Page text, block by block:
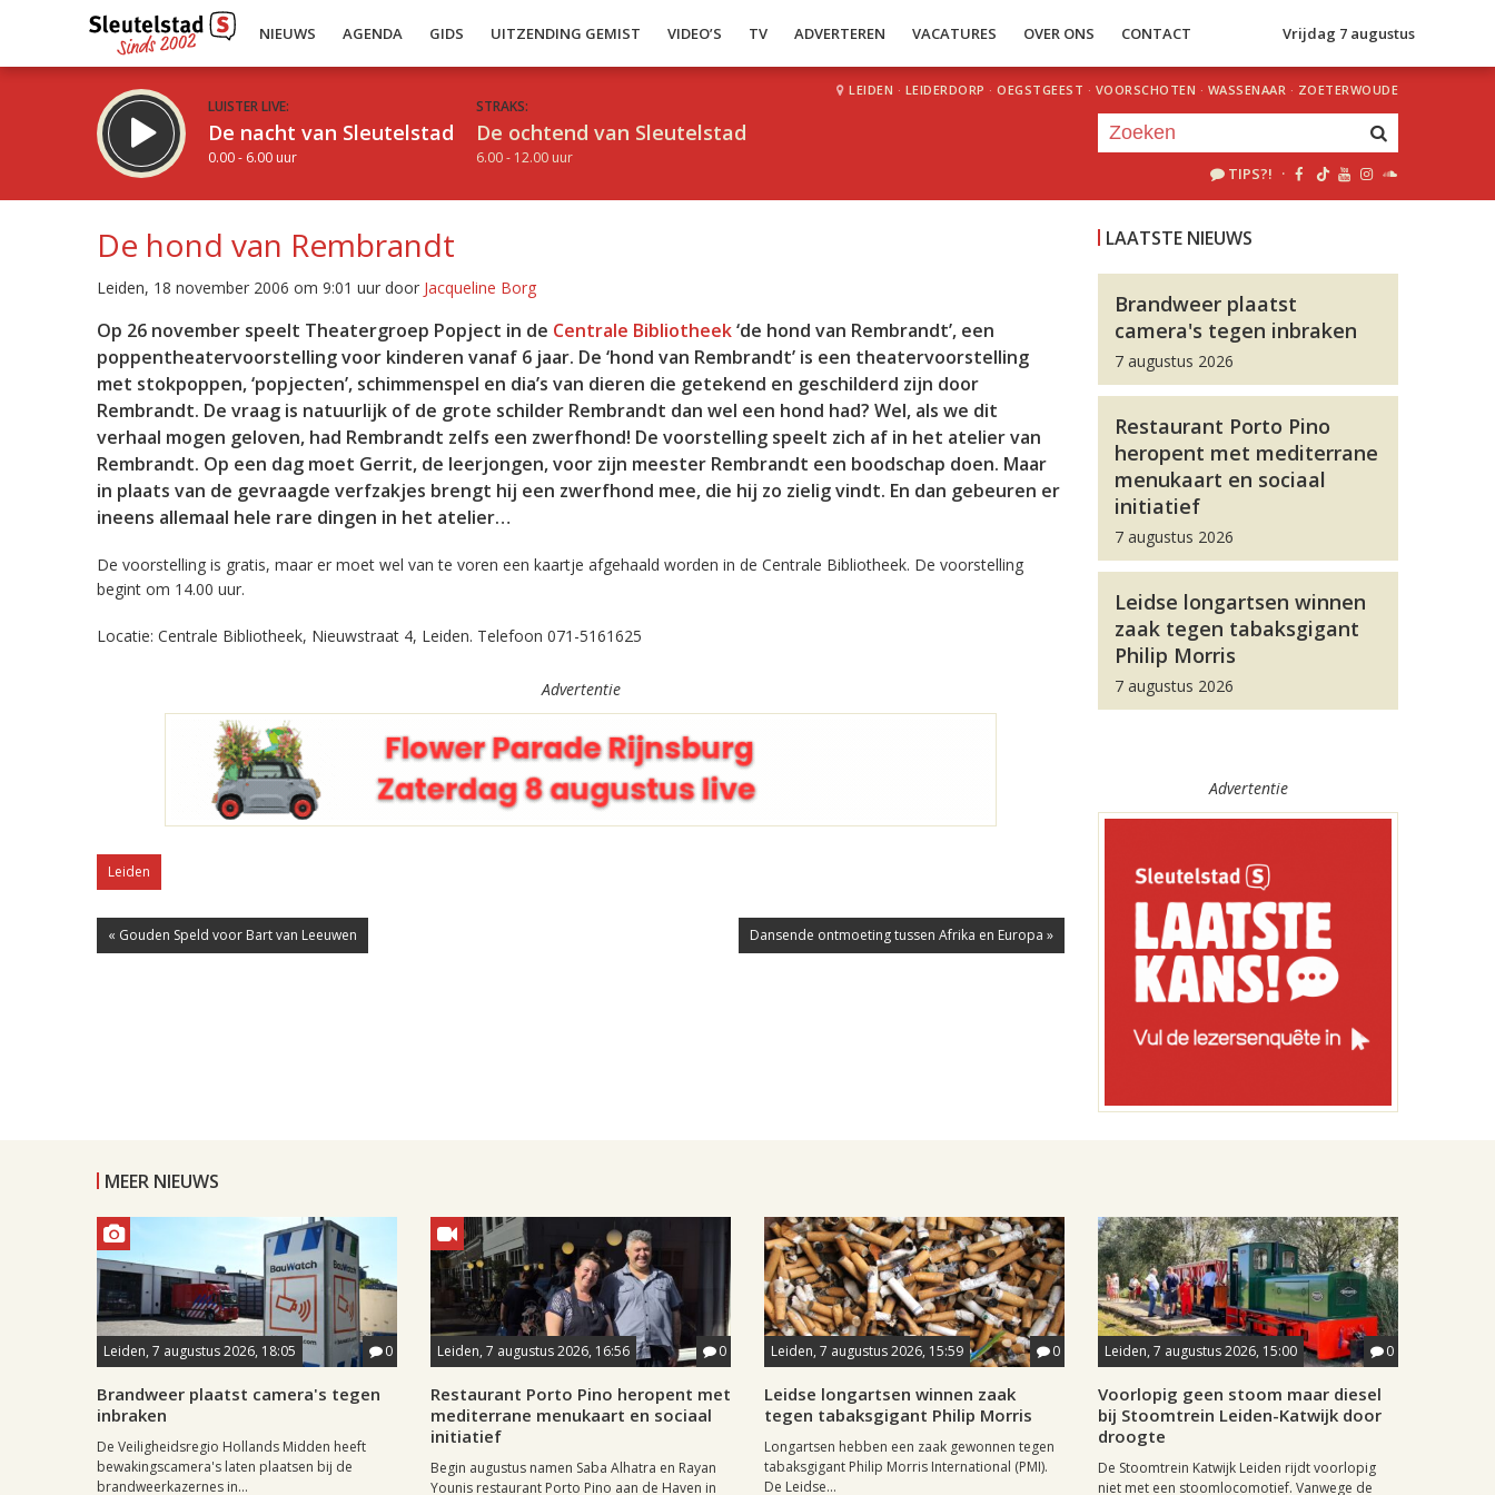
NIEUWS AGENDA GIDS UITZENDING GEMIST VIDEO’S TV ADVERTEREN VACATURES OVER ONS CONTACT Vrijdag 7 augustus
LUISTER LIVE:
De nacht van Sleutelstad
0.00 - 6.00 uur
STRAKS:
De ochtend van Sleutelstad
6.00 - 12.00 uur
LEIDEN · LEIDERDORP · OEGSTGEEST · VOORSCHOTEN · WASSENAAR · ZOETERWOUDE
TIPS?! ·
Inklappen
De hond van Rembrandt
Leiden, 18 november 2006 om 9:01 uur door Jacqueline Borg
Op 26 november speelt Theatergroep Popject in de Centrale Bibliotheek‘de hond van Rembrandt’, een
poppentheatervoorstelling voor kinderen vanaf 6 jaar. De ‘hond van Rembrandt’ is een theatervoorstelling
met stokpoppen, ‘popjecten’, schimmenspel en dia’s van dieren die getekend en geschilderd zijn door
Rembrandt. De vraag is natuurlijk of de grote schilder Rembrandt dan wel een hond had? Wel, als we dit
verhaal mogen geloven, had Rembrandt zelfs een zwerfhond! De voorstelling speelt zich af in het atelier van
Rembrandt. Op een dag moet Gerrit, de leerjongen, voor zijn meester Rembrandt een boodschap doen. Maar
in plaats van de gevraagde verfzakjes brengt hij een zwerfhond mee, die hij zo zielig vindt. En dan gebeuren er
ineens allemaal hele rare dingen in het atelier…
De voorstelling is gratis, maar er moet wel van te voren een kaartje afgehaald worden in de Centrale Bibliotheek. De voorstelling
begint om 14.00 uur.
Locatie: Centrale Bibliotheek, Nieuwstraat 4, Leiden. Telefoon 071-5161625
Advertentie
Leiden
« Gouden Speld voor Bart van Leeuwen Dansende ontmoeting tussen Afrika en Europa »
LAATSTE NIEUWS
Brandweer plaatst
camera's tegen inbraken
7 augustus 2026
Restaurant Porto Pino
heropent met mediterrane
menukaart en sociaal
initiatief
7 augustus 2026
Leidse longartsen winnen
zaak tegen tabaksgigant
Philip Morris
7 augustus 2026
Advertentie
MEER NIEUWS
Leiden, 7 augustus 2026, 18:05 0
Brandweer plaatst camera's tegen
inbraken
De Veiligheidsregio Hollands Midden heeft
bewakingscamera's laten plaatsen bij de
brandweerkazernes in...
Leiden, 7 augustus 2026, 16:56 0
Restaurant Porto Pino heropent met
mediterrane menukaart en sociaal
initiatief
Begin augustus namen Saba Alhatra en Rayan
Younis restaurant Porto Pino aan de Haven in
Leiden, 7 augustus 2026, 15:59 0
Leidse longartsen winnen zaak
tegen tabaksgigant Philip Morris
Longartsen hebben een zaak gewonnen tegen
tabaksgigant Philip Morris International (PMI).
De Leidse...
Leiden, 7 augustus 2026, 15:00 0
Voorlopig geen stoom maar diesel
bij Stoomtrein Leiden-Katwijk door
droogte
De Stoomtrein Katwijk Leiden rijdt voorlopig
niet met een stoomlocomotief. Vanwege de